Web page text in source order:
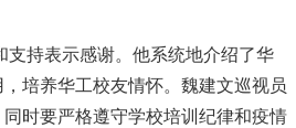
持表示感谢。他系统地介绍了华
培养华工校友情怀。魏建文巡视员
时要严格遵守学校培训纪律和疫情